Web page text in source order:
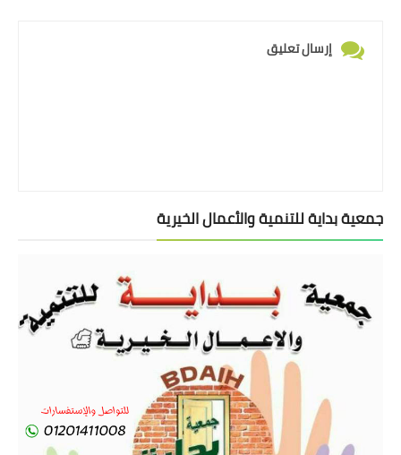
إرسال تعليق
جمعية بداية للتنمية والأعمال الخيرية